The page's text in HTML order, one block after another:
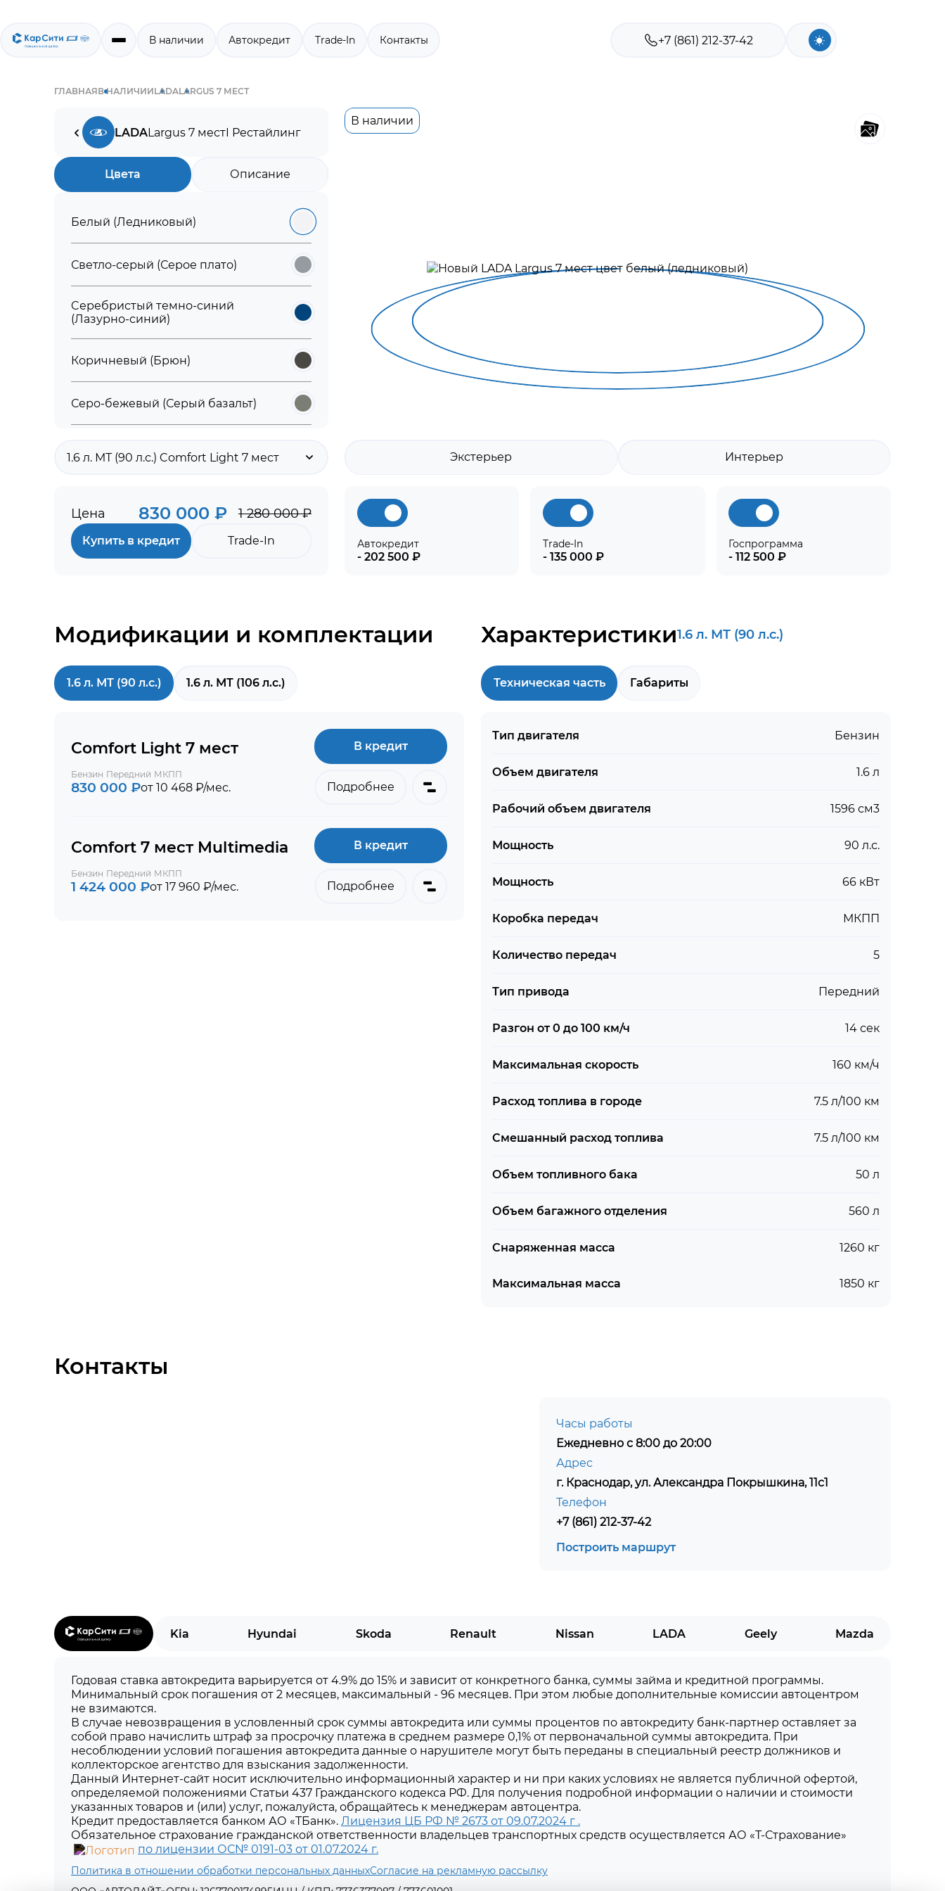
В наличии Автокредит Trade-In Контакты +7 (861) 212-37-42
ГЛАВНАЯВ НАЛИЧИИLADALARGUS 7 МЕСТ
LADALargus 7 местI Рестайлинг
Цвета Описание
Белый (Ледниковый)
Светло-серый (Серое плато)
Cеребристый темно-синий
(Лазурно-синий)
Коричневый (Брюн)
Серо-бежевый (Серый базальт)
В наличии
Экстерьер Интерьер
Автокредит
- 202 500 ₽
Trade-In
- 135 000 ₽
Госпрограмма
- 112 500 ₽
1.6 л. МТ (90 л.с.) Comfort Light 7 мест
Цена 830 000 ₽ 1 280 000 ₽
Купить в кредит Trade-In
Модификации и комплектации
1.6 л. МТ (90 л.с.) 1.6 л. МТ (106 л.с.)
Comfort Light 7 мест
Бензин Передний МКПП
830 000 ₽от 10 468 ₽/мес.
В кредит
Подробнее
Comfort 7 мест Multimedia
Бензин Передний МКПП
1 424 000 ₽от 17 960 ₽/мес.
В кредит
Подробнее
Характеристики1.6 л. МТ (90 л.с.)
Техническая часть Габариты
Тип двигателя Бензин
Объем двигателя 1.6 л
Рабочий объем двигателя 1596 см3
Мощность 90 л.с.
Мощность 66 кВт
Коробка передач МКПП
Количество передач 5
Тип привода Передний
Разгон от 0 до 100 км/ч 14 сек
Максимальная скорость 160 км/ч
Расход топлива в городе 7.5 л/100 км
Смешанный расход топлива 7.5 л/100 км
Объем топливного бака 50 л
Объем багажного отделения 560 л
Снаряженная масса 1260 кг
Максимальная масса 1850 кг
Контакты
Часы работы
Ежедневно с 8:00 до 20:00
Адрес
г. Краснодар, ул. Александра Покрышкина, 11с1
Телефон
+7 (861) 212-37-42
Построить маршрут
Kia Hyundai Skoda Renault Nissan LADA Geely Mazda
Годовая ставка автокредита варьируется от 4.9% до 15% и зависит от конкретного банка, суммы займа и кредитной программы.
Минимальный срок погашения от 2 месяцев, максимальный - 96 месяцев. При этом любые дополнительные комиссии автоцентром
не взимаются.
В случае невозвращения в условленный срок суммы автокредита или суммы процентов по автокредиту банк-партнер оставляет за
собой право начислить штраф за просрочку платежа в среднем размере 0,1% от первоначальной суммы автокредита. При
несоблюдении условий погашения автокредита данные о нарушителе могут быть переданы в специальный реестр должников и
коллекторское агентство для взыскания задолженности.
Данный Интернет-сайт носит исключительно информационный характер и ни при каких условиях не является публичной офертой,
определяемой положениями Статьи 437 Гражданского кодекса РФ. Для получения подробной информации о наличии и стоимости
указанных товаров и (или) услуг, пожалуйста, обращайтесь к менеджерам автоцентра.
Кредит предоставляется банком АО «ТБанк». Лицензия ЦБ РФ № 2673 от 09.07.2024 г .
Обязательное страхование гражданской ответственности владельцев транспортных средств осуществляется АО «Т-Страхование»
по лицензии ОС№ 0191-03 от 01.07.2024 г.
Политика в отношении обработки персональных данныхСогласие на рекламную рассылку